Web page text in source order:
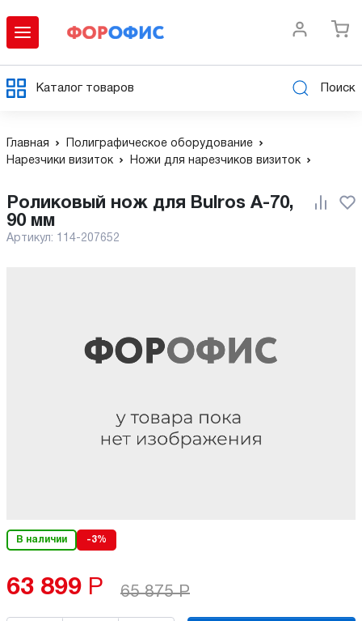
Каталог товаров Поиск
Главная
Полиграфическое оборудование
Нарезчики визиток
Ножи для нарезчиков визиток
Роликовый нож для Bulros A-70,
90 мм
Артикул: 114-207652
В наличии -3%
63 899 Р 65 875 Р